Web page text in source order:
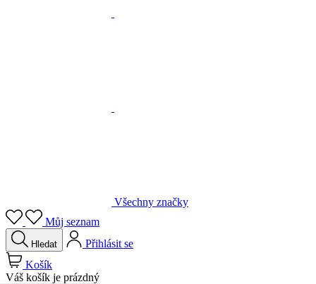
Všechny značky
Můj seznam
Hledat
Přihlásit se
Košík
Váš košík je prázdný